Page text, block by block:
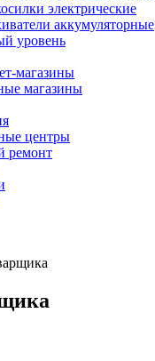
электрические
аккумуляторные
уровень
магазины
магазины
центры
ремонт